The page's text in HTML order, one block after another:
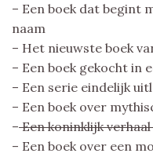
– Een boek dat begint
naam
– Het nieuwste boek
– Een boek gekocht in
– Een serie eindelijk
– Een boek over
–Een koninklijk verhaal
– Een boek over een